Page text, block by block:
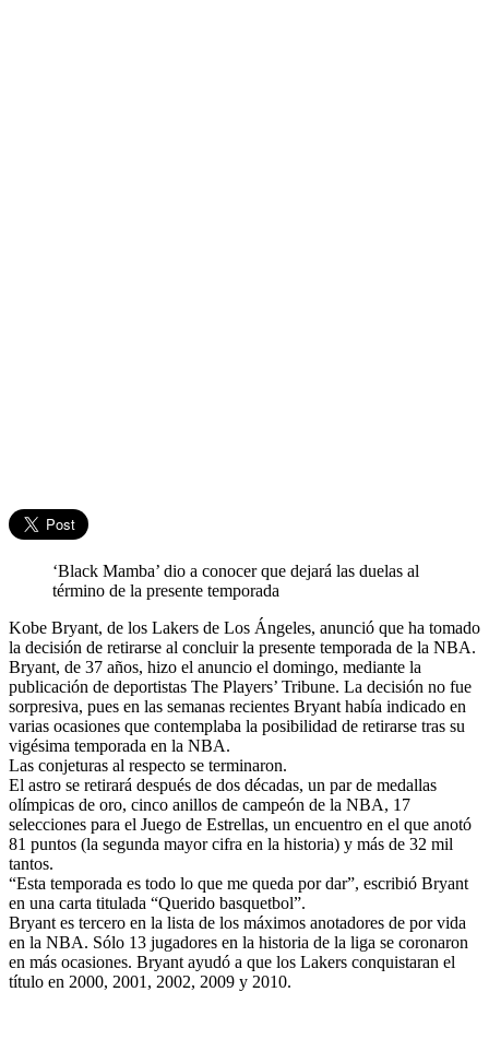
‘Black Mamba’ dio a conocer que dejará las duelas al
término de la presente temporada
Kobe Bryant, de los Lakers de Los Ángeles, anunció que ha tomado
la decisión de retirarse al concluir la presente temporada de la NBA.
Bryant, de 37 años, hizo el anuncio el domingo, mediante la
publicación de deportistas The Players’ Tribune. La decisión no fue
sorpresiva, pues en las semanas recientes Bryant había indicado en
varias ocasiones que contemplaba la posibilidad de retirarse tras su
vigésima temporada en la NBA.
Las conjeturas al respecto se terminaron.
El astro se retirará después de dos décadas, un par de medallas
olímpicas de oro, cinco anillos de campeón de la NBA, 17
selecciones para el Juego de Estrellas, un encuentro en el que anotó
81 puntos (la segunda mayor cifra en la historia) y más de 32 mil
tantos.
“Esta temporada es todo lo que me queda por dar”, escribió Bryant
en una carta titulada “Querido basquetbol”.
Bryant es tercero en la lista de los máximos anotadores de por vida
en la NBA. Sólo 13 jugadores en la historia de la liga se coronaron
en más ocasiones. Bryant ayudó a que los Lakers conquistaran el
título en 2000, 2001, 2002, 2009 y 2010.